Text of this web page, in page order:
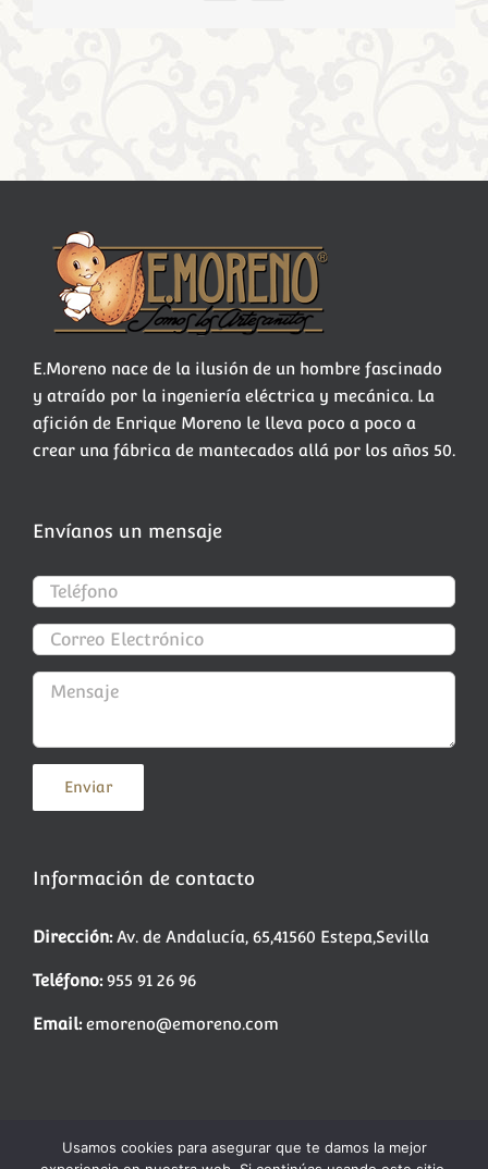
E.Moreno nace de la ilusión de un hombre fascinado
y atraído por la ingeniería eléctrica y mecánica. La
afición de Enrique Moreno le lleva poco a poco a
crear una fábrica de mantecados allá por los años 50.
Envíanos un mensaje
Información de contacto
Dirección:Av. de Andalucía, 65,41560 Estepa,Sevilla
Teléfono: 955 91 26 96
Email: emoreno@emoreno.com
Copyright 2016 Mantecados Enrique Moreno | Todos los derechos
reservados | Web creada por:
Incrementa
Usamos cookies para asegurar que te damos la mejor